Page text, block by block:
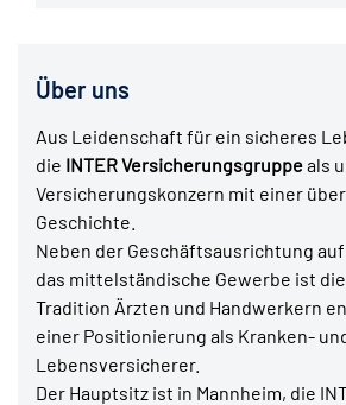
Über uns
Aus Leidenschaft für ein sicheres
die INTER Versicherungsgruppeals
Versicherungskonzern mit einer
Geschichte.
Neben der Geschäftsausrichtung
das mittelständische Gewerbe ist die
Tradition Ärzten und Handwerkern
einer Positionierung als Kranken-
Lebensversicherer.
Der Hauptsitz ist in Mannheim, die